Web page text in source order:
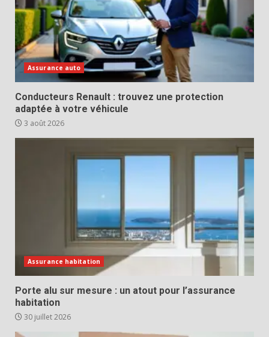
Assurance auto
Conducteurs Renault : trouvez une protection
adaptée à votre véhicule
3 août 2026
Assurance habitation
Porte alu sur mesure : un atout pour l’assurance
habitation
30 juillet 2026